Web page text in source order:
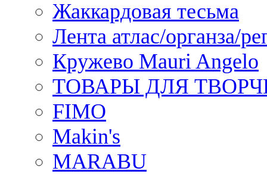
Жаккардовая тесьма
Лента атлас/органза/
Кружево Mauri Angelo
ТОВАРЫ ДЛЯ
FIMO
Makin's
MARABU